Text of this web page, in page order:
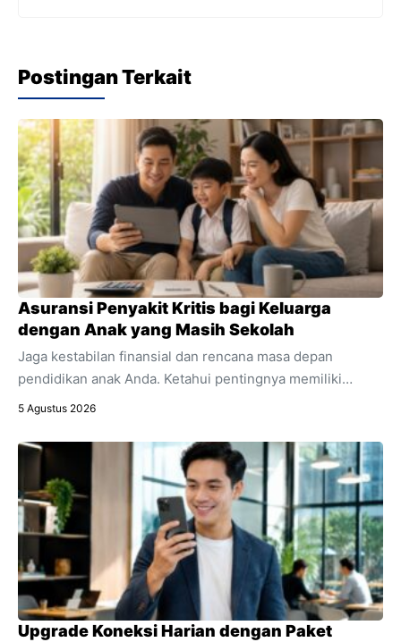
Postingan Terkait
Asuransi Penyakit Kritis bagi Keluarga
dengan Anak yang Masih Sekolah
Jaga kestabilan finansial dan rencana masa depan
pendidikan anak Anda. Ketahui pentingnya memiliki
asuransi penyakit kritis sebagai bagian integral dari
5 Agustus 2026
Upgrade Koneksi Harian dengan Paket